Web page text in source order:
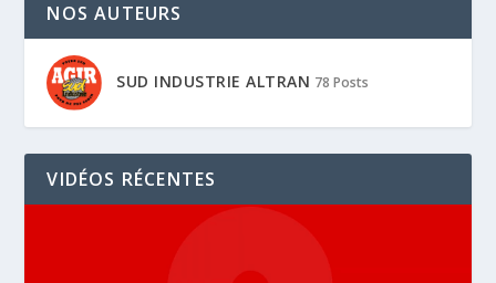
NOS AUTEURS
SUD INDUSTRIE ALTRAN 78 Posts
VIDÉOS RÉCENTES